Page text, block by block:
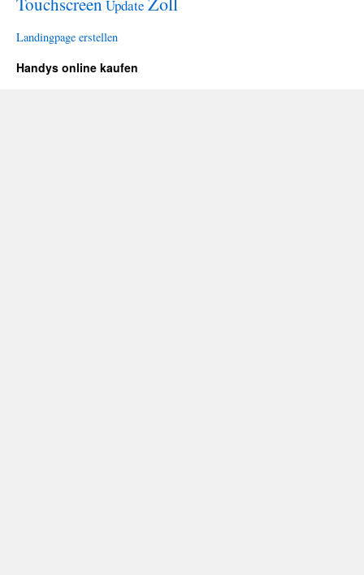
Update
Landingpage erstellen
Handys online kaufen